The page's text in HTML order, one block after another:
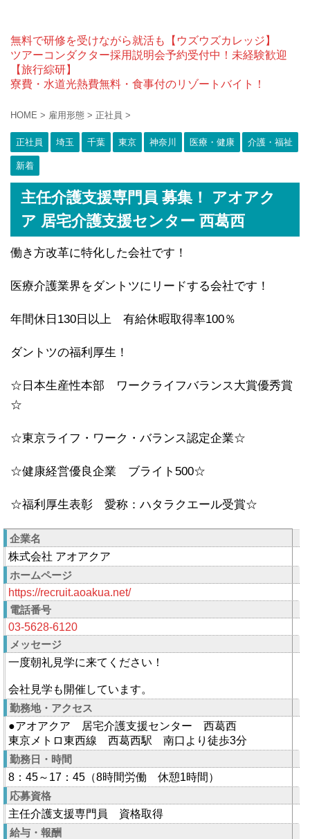
無料で研修を受けながら就活も【ウズウズカレッジ】
ツアーコンダクター採用説明会予約受付中！未経験歓迎
【旅行綜研】
寮費・水道光熱費無料・食事付のリゾートバイト！
HOME > 雇用形態 > 正社員 >
正社員 埼玉 千葉 東京 神奈川 医療・健康 介護・福祉
新着
主任介護支援専門員 募集！ アオアク
ア 居宅介護支援センター 西葛西
働き方改革に特化した会社です！
医療介護業界をダントツにリードする会社です！
年間休日130日以上 有給休暇取得率100％
ダントツの福利厚生！
☆日本生産性本部 ワークライフバランス大賞優秀賞
☆
☆東京ライフ・ワーク・バランス認定企業☆
☆健康経営優良企業 ブライト500☆
☆福利厚生表彰 愛称：ハタラクエール受賞☆
企業名
株式会社 アオアクア
ホームページ
https://recruit.aoakua.net/
電話番号
03-5628-6120
メッセージ
一度朝礼見学に来てください！
会社見学も開催しています。
勤務地・アクセス
●アオアクア 居宅介護支援センター 西葛西
東京メトロ東西線 西葛西駅 南口より徒歩3分
勤務日・時間
8：45～17：45（8時間労働 休憩1時間）
応募資格
主任介護支援専門員 資格取得
給与・報酬